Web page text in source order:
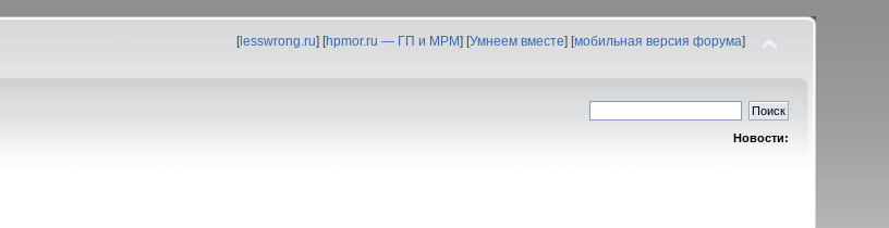
[lesswrong.ru] [hpmor.ru — ГП и МРМ] [Умнеем вместе] [мобильная версия форума]
Новости: